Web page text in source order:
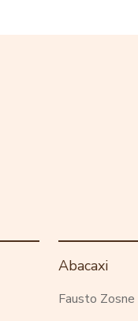
Abacaxi
Fausto Zosne